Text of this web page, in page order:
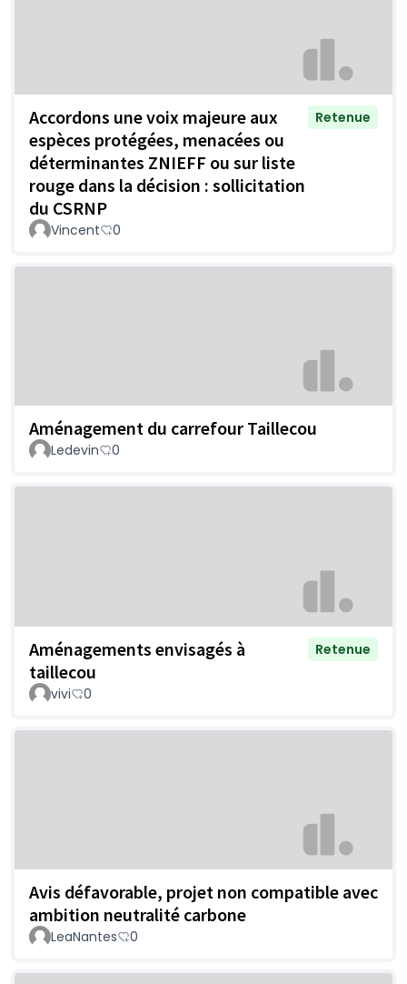
Accordons une voix majeure aux
espèces protégées, menacées ou
déterminantes ZNIEFF ou sur liste
rouge dans la décision : sollicitation
du CSRNP
Retenue
Vincent 0
Aménagement du carrefour Taillecou
Ledevin 0
Aménagements envisagés à
taillecou
Retenue
vivi 0
Avis défavorable, projet non compatible avec
ambition neutralité carbone
LeaNantes 0